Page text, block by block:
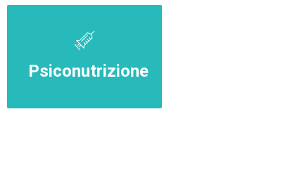
Psiconutrizione